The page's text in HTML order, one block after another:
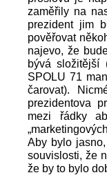
zaměřily na
prezident jim
pověřovat
najevo, že
bývá složitější
SPOLU 71
čarovat).
prezidentova
mezi řádky
Aby bylo
souvislosti, že
že by to bylo